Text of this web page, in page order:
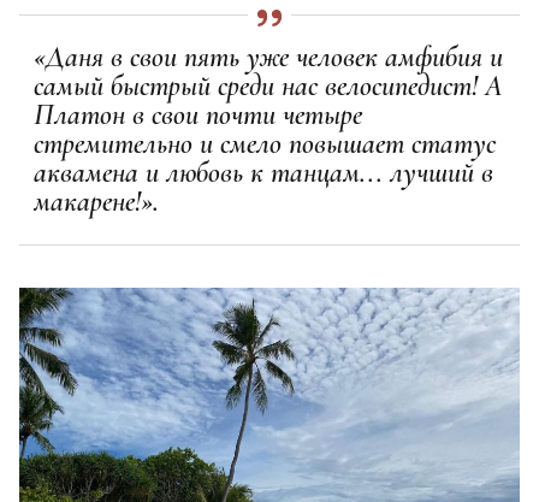
«Даня в свои пять уже человек амфибия и
самый быстрый среди нас велосипедист! А
Платон в свои почти четыре
стремительно и смело повышает статус
аквамена и любовь к танцам... лучший в
макарене!».